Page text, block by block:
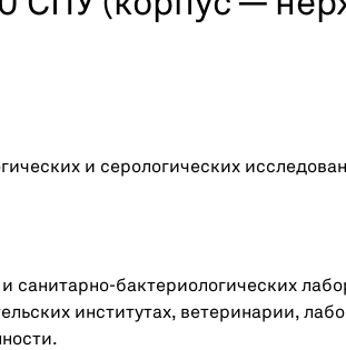
и серологических
санитарно-бактериологических
институтах, ветеринарии,